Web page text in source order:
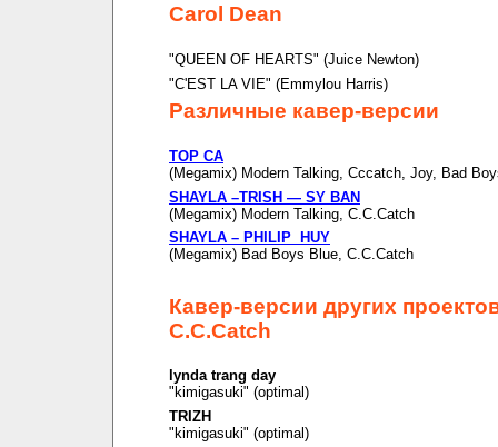
Carol Dean
"QUEEN OF HEARTS" (Juice Newton)
"C'EST LA VIE" (Emmylou Harris)
Различные кавер-версии
TOP CA
(Megamix) Modern Talking, Cccatch, Joy, Bad
SHAYLA –TRISH — SY BAN
(Megamix) Modern Talking, C.C.Catch
SHAYLA – PHILIP HUY
(Megamix) Bad Boys Blue, C.C.Catch
Кавер-версии других
C.C.Catch
lynda trang day
"kimigasuki" (optimal)
TRIZH
"kimigasuki" (optimal)